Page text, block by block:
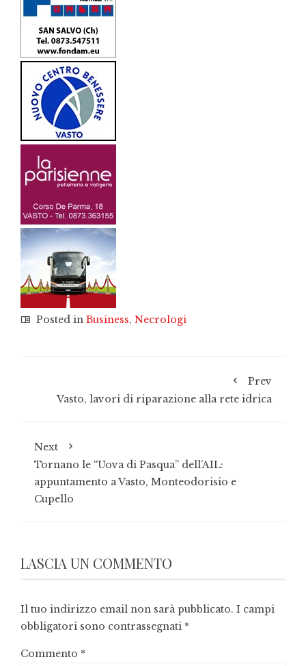
Posted in Business, Necrologi
Prev
Vasto, lavori di riparazione alla rete idrica
Next
Tornano le “Uova di Pasqua” dell’AIL:
appuntamento a Vasto, Monteodorisio e
Cupello
LASCIA UN COMMENTO
Il tuo indirizzo email non sarà pubblicato. I campi
obbligatori sono contrassegnati *
Commento *